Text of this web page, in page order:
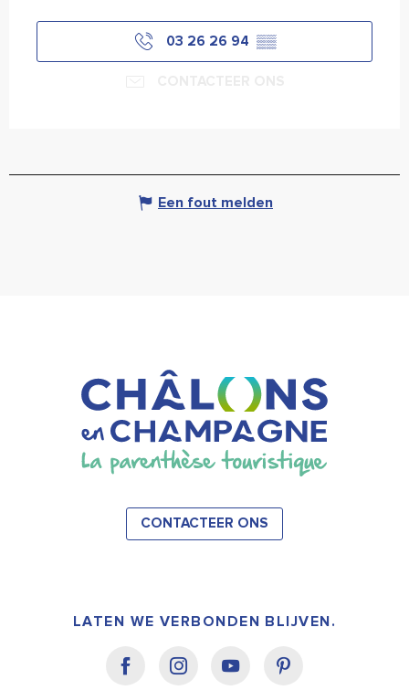
03 26 26 94 ▒▒
Een fout melden
CONTACTEER ONS
LATEN WE VERBONDEN BLIJVEN.